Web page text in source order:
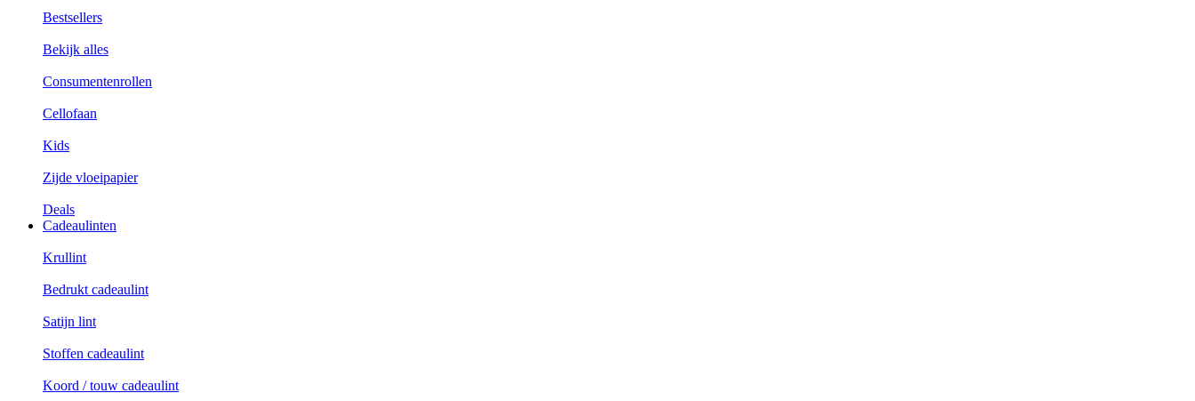
Bestsellers
Bekijk alles
Consumentenrollen
Cellofaan
Kids
Zijde vloeipapier
Deals
Cadeaulinten
Krullint
Bedrukt cadeaulint
Satijn lint
Stoffen cadeaulint
Koord / touw cadeaulint